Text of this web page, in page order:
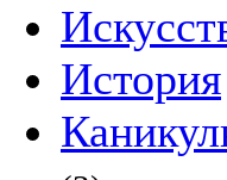
История